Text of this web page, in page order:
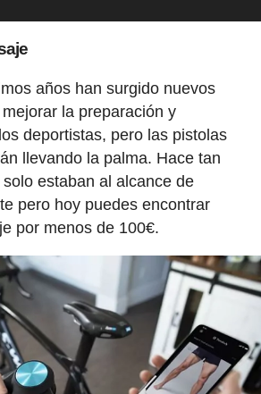
años han surgido nuevos
la preparación y
deportistas, pero las pistolas
llevando la palma. Hace tan
estaban al alcance de
pero hoy puedes encontrar
por menos de 100€.